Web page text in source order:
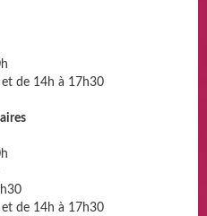
de 14h à 17h30
de 14h à 17h30